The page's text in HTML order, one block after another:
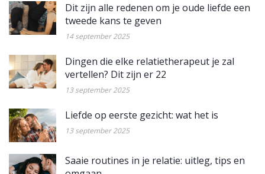
Dit zijn alle redenen om je oude liefde een
tweede kans te geven
14 september 2025
Dingen die elke relatietherapeut je zal
vertellen? Dit zijn er 22
13 september 2025
Liefde op eerste gezicht: wat het is
13 september 2025
Saaie routines in je relatie: uitleg, tips en